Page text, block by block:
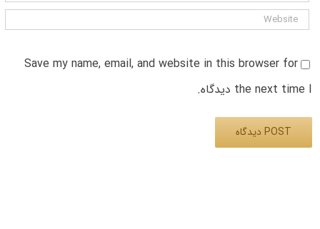
Save my name, email, and website in this browser for
the next time I دیدگاه.